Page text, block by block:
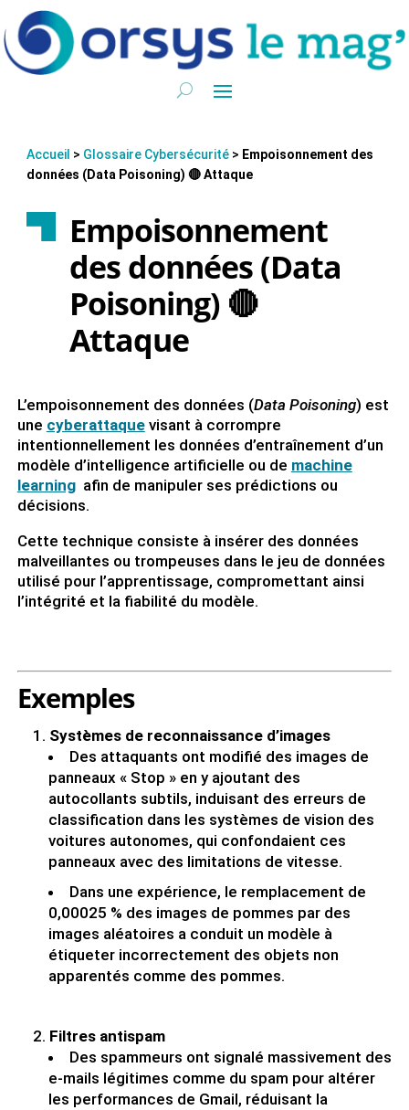
Accueil > Glossaire Cybersécurité> Empoisonnement des
données (Data Poisoning) 🔴 Attaque
Empoisonnement
des données (Data
Poisoning) 🔴
Attaque
L’empoisonnement des données (Data Poisoning) est
une cyberattaquevisant à corrompre
intentionnellement les données d’entraînement d’un
modèle d’intelligence artificielle ou de machine
learningafin de manipuler ses prédictions ou
décisions.
Cette technique consiste à insérer des données
malveillantes ou trompeuses dans le jeu de données
utilisé pour l’apprentissage, compromettant ainsi
l’intégrité et la fiabilité du modèle.
Exemples
Systèmes de reconnaissance d’images
Des attaquants ont modifié des images de
panneaux « Stop » en y ajoutant des
autocollants subtils, induisant des erreurs de
classification dans les systèmes de vision des
voitures autonomes, qui confondaient ces
panneaux avec des limitations de vitesse.
Dans une expérience, le remplacement de
0,00025 % des images de pommes par des
images aléatoires a conduit un modèle à
étiqueter incorrectement des objets non
apparentés comme des pommes.
Filtres antispam
Des spammeurs ont signalé massivement des
e-mails légitimes comme du spam pour altérer
les performances de Gmail, réduisant la